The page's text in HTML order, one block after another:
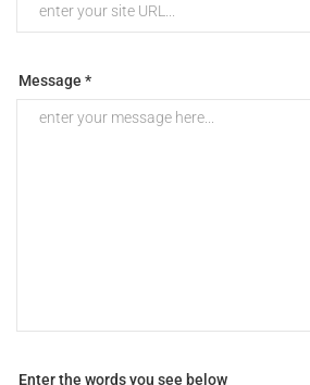
Message *
Enter the words you see below